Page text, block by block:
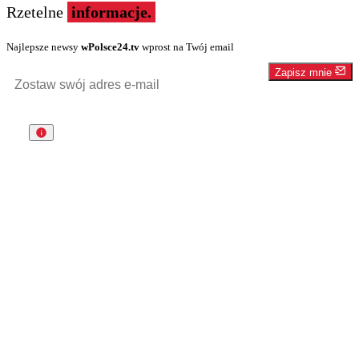
Rzetelne informacje.
Najlepsze newsy wPolsce24.tv wprost na Twój email
Zapisz mnie